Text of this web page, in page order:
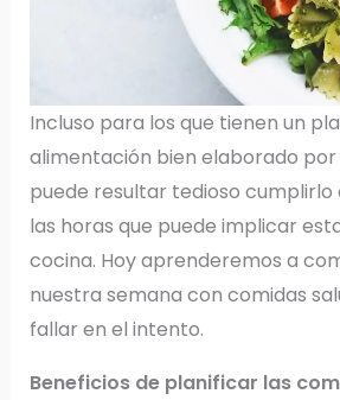
Incluso para los que tienen un
alimentación bien elaborado por
puede resultar tedioso cumplirlo
las horas que puede implicar
cocina. Hoy aprenderemos a
nuestra semana con comidas
fallar en el intento.
Beneficios de planificar las